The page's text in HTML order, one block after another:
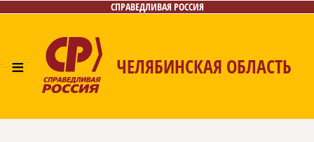
СПРАВЕДЛИВАЯ РОССИЯ
≡ ЧЕЛЯБИНСКАЯ ОБЛАСТЬ